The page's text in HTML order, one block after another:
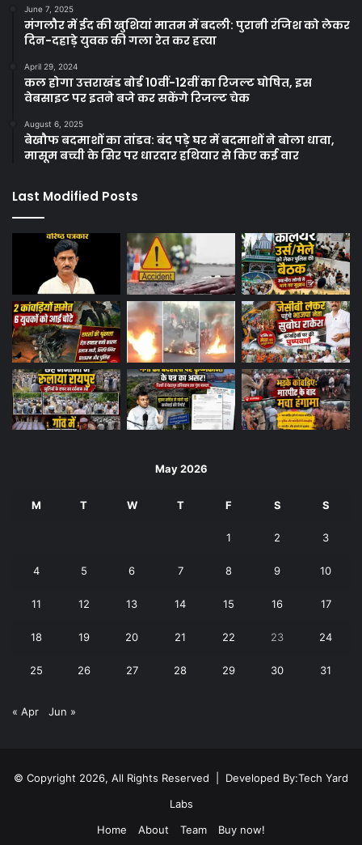
June 7, 2025
मंगलौर में ईद की खुशियां मातम में बदली: पुरानी रंजिश को लेकर
दिन-दहाड़े युवक की गला रेत कर हत्या
April 29, 2024
कल होगा उत्तराखंड बोर्ड 10वीं-12वीं का रिजल्ट घोषित, इस
वेबसाइट पर इतने बजे कर सकेंगे रिजल्ट चेक
August 6, 2025
बेखौफ बदमाशों का तांडव: बंद पड़े घर में बदमाशों ने बोला धावा,
मासूम बच्ची के सिर पर धारदार हथियार से किए कई वार
Last Modified Posts
May 2026
M T W T F S S
1 2 3
4 5 6 7 8 9 10
11 12 13 14 15 16 17
18 19 20 21 22 23 24
25 26 27 28 29 30 31
« Apr Jun »
© Copyright 2026, All Rights Reserved | Developed By:Tech Yard
Labs
Home
About Team Buy now!